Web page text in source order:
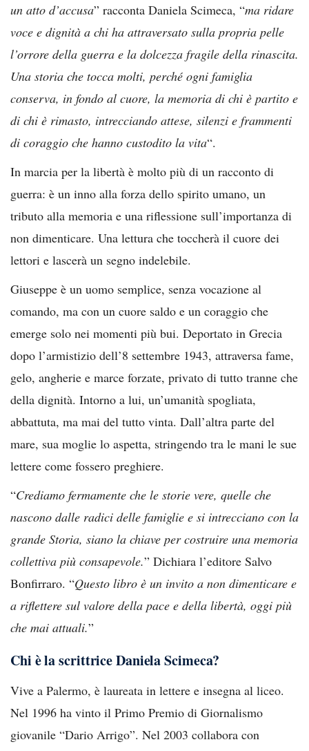
un atto d’accusa” racconta Daniela Scimeca, “ma ridare
voce e dignità a chi ha attraversato sulla propria pelle
l’orrore della guerra e la dolcezza fragile della rinascita.
Una storia che tocca molti, perché ogni famiglia
conserva, in fondo al cuore, la memoria di chi è partito e
di chi è rimasto, intrecciando attese, silenzi e frammenti
di coraggio che hanno custodito la vita“.
In marcia per la libertà è molto più di un racconto di
guerra: è un inno alla forza dello spirito umano, un
tributo alla memoria e una riflessione sull’importanza di
non dimenticare. Una lettura che toccherà il cuore dei
lettori e lascerà un segno indelebile.
Giuseppe è un uomo semplice, senza vocazione al
comando, ma con un cuore saldo e un coraggio che
emerge solo nei momenti più bui. Deportato in Grecia
dopo l’armistizio dell’8 settembre 1943, attraversa fame,
gelo, angherie e marce forzate, privato di tutto tranne che
della dignità. Intorno a lui, un’umanità spogliata,
abbattuta, ma mai del tutto vinta. Dall’altra parte del
mare, sua moglie lo aspetta, stringendo tra le mani le sue
lettere come fossero preghiere.
“Crediamo fermamente che le storie vere, quelle che
nascono dalle radici delle famiglie e si intrecciano con la
grande Storia, siano la chiave per costruire una memoria
collettiva più consapevole.” Dichiara l’editore Salvo
Bonfirraro. “Questo libro è un invito a non dimenticare e
a riflettere sul valore della pace e della libertà, oggi più
che mai attuali.”
Chi è la scrittrice Daniela Scimeca?
Vive a Palermo, è laureata in lettere e insegna al liceo.
Nel 1996 ha vinto il Primo Premio di Giornalismo
giovanile “Dario Arrigo”. Nel 2003 collabora con